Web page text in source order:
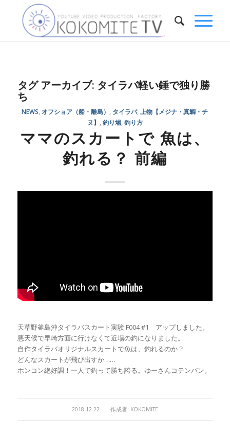
タグ アーカイブ: タイラバ軽い錘で独り勝
ち
NEWS オフショア（船・離島） タイラバ,
上物【メジナ・真鯛・チ
ヌ】
釣り場, 釣り方
ママのスカートで 魚は、
釣れる？ 前編
天草野釜島沖タイラバスカート実験 F004 #1 アップしました。
悪天候で早崎方面に行けなくて近場の釣になりました。
自作タイラバオリジナルスカートで魚は、釣れるのか？
どんなスカートが飛び出すか……
ホンコン絶好調！一人で釣って勝ち誇る。ゆーさんコテンパン。
2018-12-22
/ 作成者: KOKOMITE